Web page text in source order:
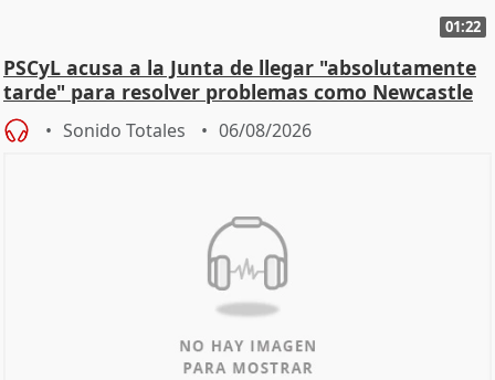
01:22
PSCyL acusa a la Junta de llegar "absolutamente
tarde" para resolver problemas como Newcastle
Sonido Totales 06/08/2026